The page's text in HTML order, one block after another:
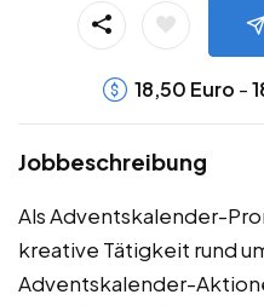
18,50 Euro -
Jobbeschreibung
Als Adventskalender-
kreative Tätigkeit rund
Adventskalender-